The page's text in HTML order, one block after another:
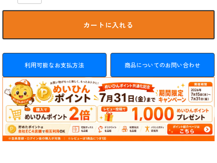
カートに入れる
利用可能なお支払方法 商品についてのお問い合わせ